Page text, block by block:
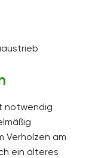
notwendig
Verholzen am
ein älteres